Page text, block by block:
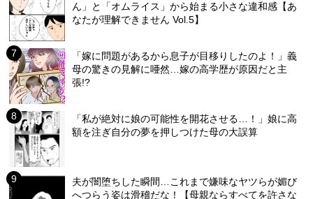
ん」と「オムライス」から始まる小さな違和感【あ
なたが理解できません Vol.5】
「嫁に問題があるから息子が目移りしたのよ！」義
母の驚きの見解に唖然…嫁の高学歴が原因だと主
張!?
「私が絶対に娘の可能性を開花させる…！」娘に高
額を注ぎ自分の夢を押しつけた母の大誤算
夫が闇堕ちした瞬間…これまで嫌味なヤツらが媚び
へつらう姿は滑稽だな！【母親ならすべてを許さな